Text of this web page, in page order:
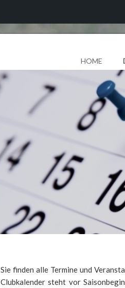
HOME
Sie finden alle Termine und
Clubkalender steht vor